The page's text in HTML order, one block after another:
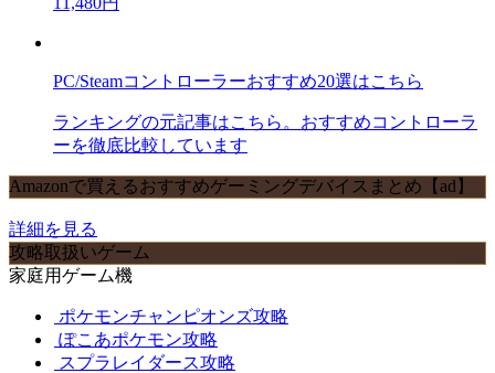
PC/Steamコントローラーおすすめ20選はこちら
ランキングの元記事はこちら。おすすめコントローラ
ーを徹底比較しています
Amazonで買えるおすすめゲーミングデバイスまとめ【ad】
詳細を見る
攻略取扱いゲーム
家庭用ゲーム機
ポケモンチャンピオンズ攻略
ぽこあポケモン攻略
スプラレイダース攻略